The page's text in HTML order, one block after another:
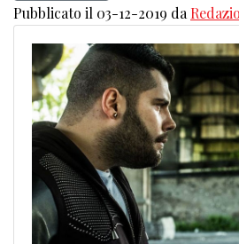
Pubblicato il 03-12-2019 da